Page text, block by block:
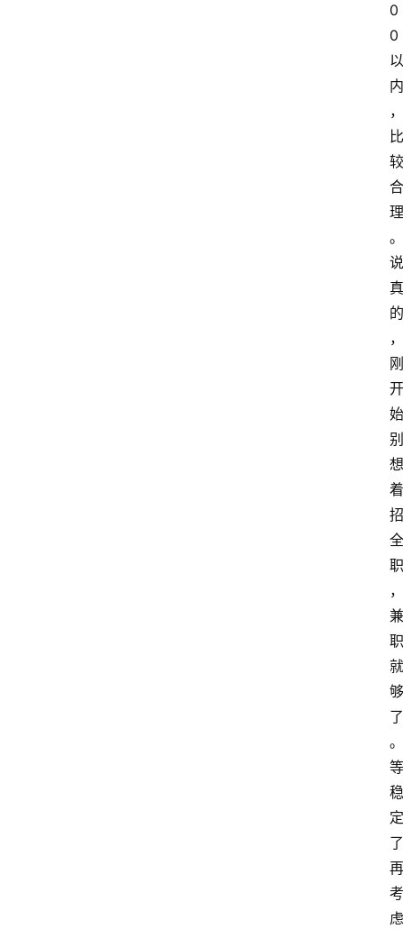
0
0
以
内
，
比
较
合
理
。
说
真
的
，
刚
开
始
别
想
着
招
全
职
，
兼
职
就
够
了
。
等
稳
定
了
再
考
虑